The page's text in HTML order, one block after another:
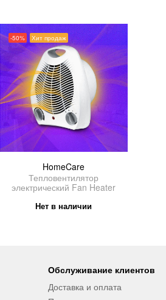
-50% Хит продаж
HomeCare
Тепловентилятор
электрический Fan Heater
Нет в наличии
Обслуживание клиентов
Доставка и оплата